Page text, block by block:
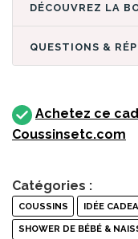
QUESTIONS &
Achetez ce
Coussinsetc.com
Catégories :
COUSSINS IDÉE
SHOWER DE BÉBÉ &